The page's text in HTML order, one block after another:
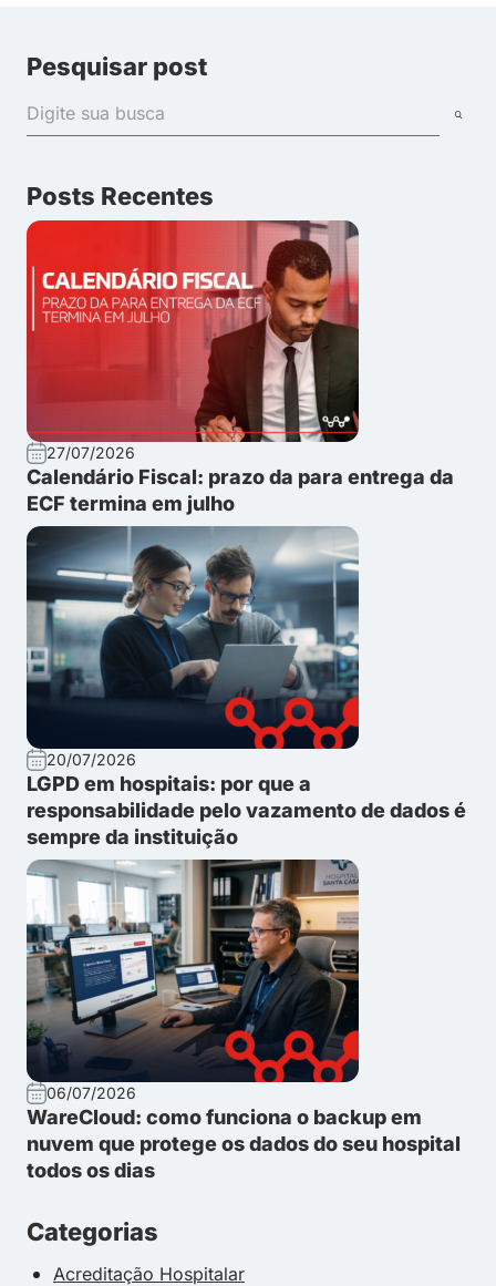
Pesquisar post
Posts Recentes
27/07/2026
Calendário Fiscal: prazo da para entrega da
ECF termina em julho
20/07/2026
LGPD em hospitais: por que a
responsabilidade pelo vazamento de dados é
sempre da instituição
06/07/2026
WareCloud: como funciona o backup em
nuvem que protege os dados do seu hospital
todos os dias
Categorias
Acreditação Hospitalar